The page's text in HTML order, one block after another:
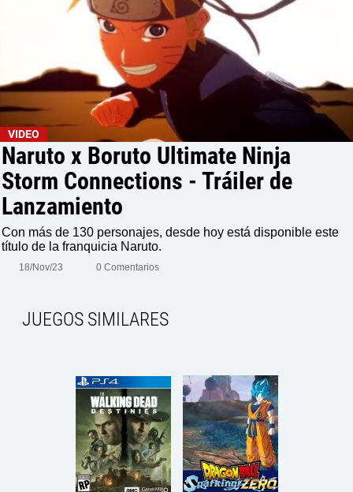
VIDEO
Naruto x Boruto Ultimate Ninja
Storm Connections - Tráiler de
Lanzamiento
Con más de 130 personajes, desde hoy está disponible este
título de la franquicia Naruto.
18/Nov/23 0 Comentarios
JUEGOS SIMILARES